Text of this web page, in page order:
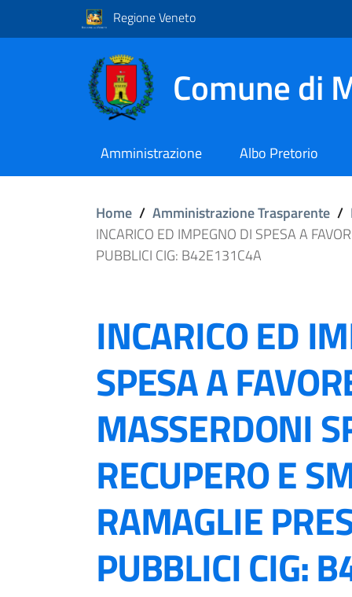
Regione Veneto
Comune di
Amministrazione Albo Pretorio
Home / Amministrazione Trasparente /
INCARICO ED IMPEGNO DI SPESA A
PUBBLICI CIG: B42E131C4A
INCARICO ED
SPESA A
MASSERDONI
RECUPERO E
RAMAGLIE
PUBBLICI CIG: